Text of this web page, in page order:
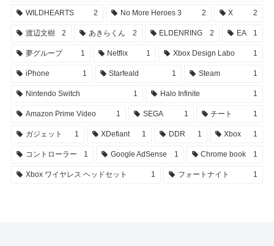
WILDHEARTS 2 No More Heroes 3 2 X 2
渡辺文樹 2 あきらくん 2 ELDENRING 2 EA 1
夢グループ 1 Netflix 1 Xbox Design Labo 1
iPhone 1 Starfeald 1 Steam 1
Nintendo Switch 1 Halo Infinite 1
Amazon Prime Video 1 SEGA 1 チート 1
ガジェット 1 XDefiant 1 DDR 1 Xbox 1
コントローラー 1 Google AdSense 1 Chrome book 1
Xbox ワイヤレス ヘッドセット 1 フォートナイト 1